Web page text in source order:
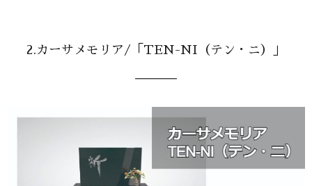
2.カーサメモリア/「TEN-NI（テン・ニ）」